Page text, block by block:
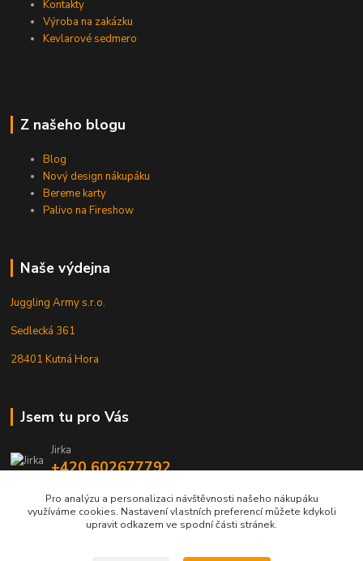
Kontakty
Výroba na zakázku
Kevlarové sedmero
Z našeho blogu
Blog
Nový design nákupáku
Bereme karty
Palivo na Fireshow
Naše výdejna
Juggling Army s.r.o.
Sedlecká 361
28401 Kutná Hora
Jsem tu pro Vás
Jirka
+420 602677792
info@jarmy.cz
Pro analýzu a personalizaci návštěvnosti našeho nákupáku
využíváme cookies. Nastavení vlastních preferencí můžete kdykoli
upravit odkazem ve spodní části stránek.